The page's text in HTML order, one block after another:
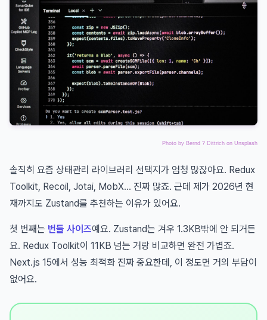
Photo by Bernd ? Dittrich on Unsplash
솔직히 요즘 상태관리 라이브러리 선택지가 엄청 많잖아요. Redux
Toolkit, Recoil, Jotai, MobX... 진짜 많죠. 근데 제가 2026년 현
재까지도 Zustand를 추천하는 이유가 있어요.
첫 번째는 번들 사이즈예요. Zustand는 겨우 1.3KB밖에 안 되거든
요. Redux Toolkit이 11KB 넘는 거랑 비교하면 완전 가볍죠.
Next.js 15에서 성능 최적화 진짜 중요한데, 이 정도면 거의 부담이
없어요.